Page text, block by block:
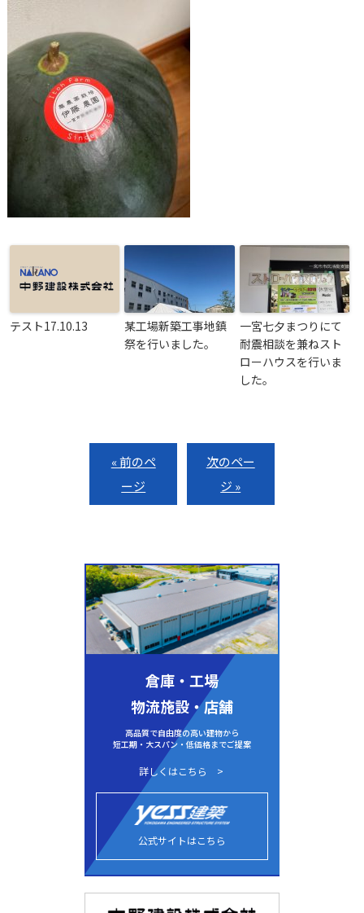
テスト17.10.13
某工場新築工事地鎮
祭を行いました。
一宮七夕まつりにて
耐震相談を兼ねスト
ローハウスを行いま
した。
« 前のペ
ージ
次のペー
ジ »
倉庫・工場
物流施設・店舗
高品質で自由度の高い建物から
短工期・大スパン・低価格までご提案
詳しくはこちら
公式サイトはこちら